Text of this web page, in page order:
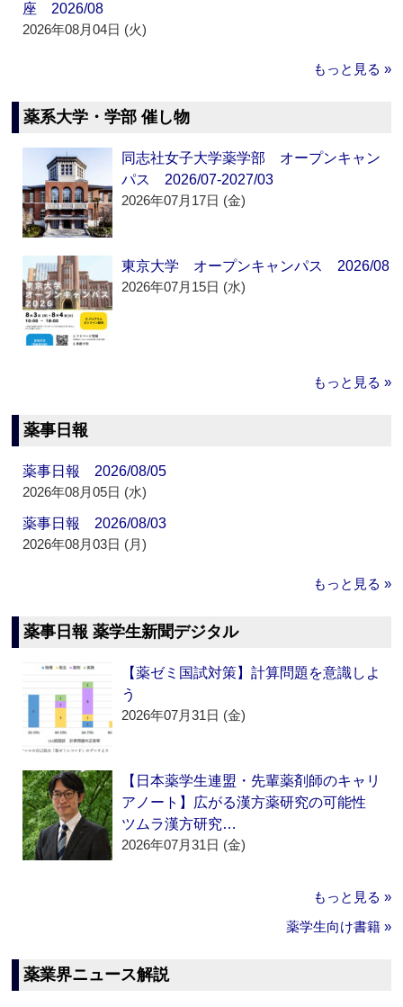
座 2026/08
2026年08月04日 (火)
もっと見る »
薬系大学・学部 催し物
同志社女子大学薬学部 オープンキャン
パス 2026/07-2027/03
2026年07月17日 (金)
東京大学 オープンキャンパス 2026/08
2026年07月15日 (水)
もっと見る »
薬事日報
薬事日報 2026/08/05
2026年08月05日 (水)
薬事日報 2026/08/03
2026年08月03日 (月)
もっと見る »
薬事日報 薬学生新聞デジタル
【薬ゼミ国試対策】計算問題を意識しよ
う
2026年07月31日 (金)
【日本薬学生連盟・先輩薬剤師のキャリ
アノート】広がる漢方薬研究の可能性
ツムラ漢方研究…
2026年07月31日 (金)
もっと見る »
薬学生向け書籍 »
薬業界ニュース解説